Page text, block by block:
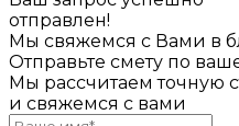
отправлен!
Мы свяжемся с Вами в
Отправьте смету по
Мы рассчитаем точную
и свяжемся с вами